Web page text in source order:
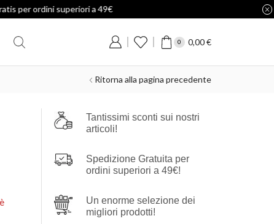
0 0,00€
Ritorna alla pagina precedente
Tantissimi sconti sui nostri
articoli!
Spedizione Gratuita per
ordini superiori a 49€!
Un enorme selezione dei
migliori prodotti!